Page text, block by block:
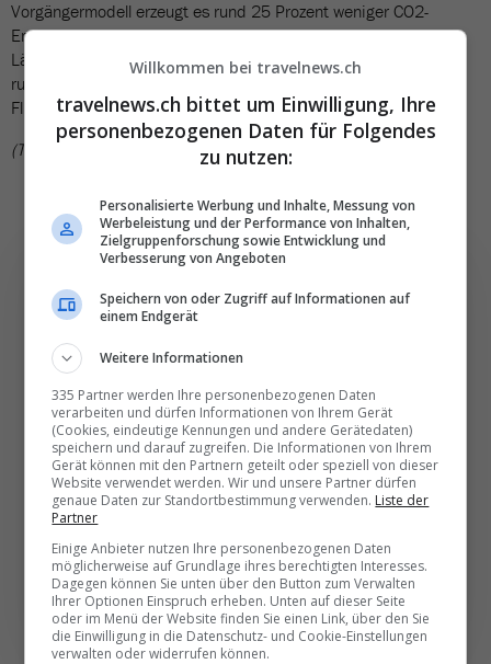
Vorgängermodell erzeugt es rund 25 Prozent weniger CO2-
Emissionen. Zudem produziert es weniger als halb so viel
Lärmemissionen. Im Schnitt verbraucht der A350-900 nur noch
rund 2,5 Liter Kerosin pro Passagier und 100 Kilometer
Flugstrecke.
(TN)
Die wichtigsten und
besten News direkt in
Ihr E‑Mail-Postfach
Täglich oder wöchentlich, mit mehr Insights oder
weniger. Bei Travel­news haben Sie die Wahl.
NEWSLETTER ENTDECKEN
Willkommen bei travelnews.ch
travelnews.ch bittet um Einwilligung, Ihre
personenbezogenen Daten für Folgendes
zu nutzen:
Personalisierte Werbung und Inhalte, Messung von
Werbeleistung und der Performance von Inhalten,
Zielgruppenforschung sowie Entwicklung und
Verbesserung von Angeboten
Speichern von oder Zugriff auf Informationen auf
einem Endgerät
Weitere Informationen
335 Partner werden Ihre personenbezogenen Daten
verarbeiten und dürfen Informationen von Ihrem Gerät
(Cookies, eindeutige Kennungen und andere Gerätedaten)
speichern und darauf zugreifen. Die Informationen von Ihrem
Gerät können mit den Partnern geteilt oder speziell von dieser
Website verwendet werden. Wir und unsere Partner dürfen
genaue Daten zur Standortbestimmung verwenden. Liste der
Partner
Einige Anbieter nutzen Ihre personenbezogenen Daten
möglicherweise auf Grundlage ihres berechtigten Interesses.
Dagegen können Sie unten über den Button zum Verwalten
Ihrer Optionen Einspruch erheben. Unten auf dieser Seite
oder im Menü der Website finden Sie einen Link, über den Sie
die Einwilligung in die Datenschutz- und Cookie-Einstellungen
verwalten oder widerrufen können.